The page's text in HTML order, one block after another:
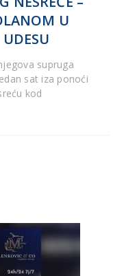
U
supruga
sat iza ponoći
kod